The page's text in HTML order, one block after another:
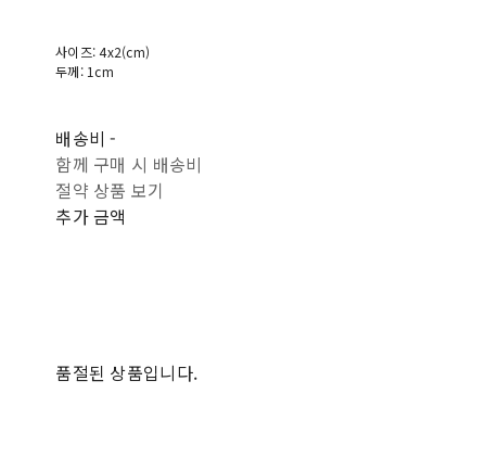
사이즈: 4x2(cm)
두께: 1cm
배송비-
함께 구매 시 배송비
절약 상품 보기
추가 금액
품절된 상품입니다.